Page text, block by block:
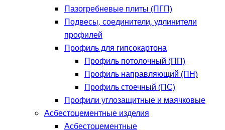
Пазогребневые плиты (ПГП)
Подвесы, соединители, удлинители
профилей
Профиль для гипсокартона
Профиль потолочный (ПП)
Профиль направляющий (ПН)
Профиль стоечный (ПС)
Профили углозащитные и маячковые
Асбестоцементные изделия
Асбестоцементные